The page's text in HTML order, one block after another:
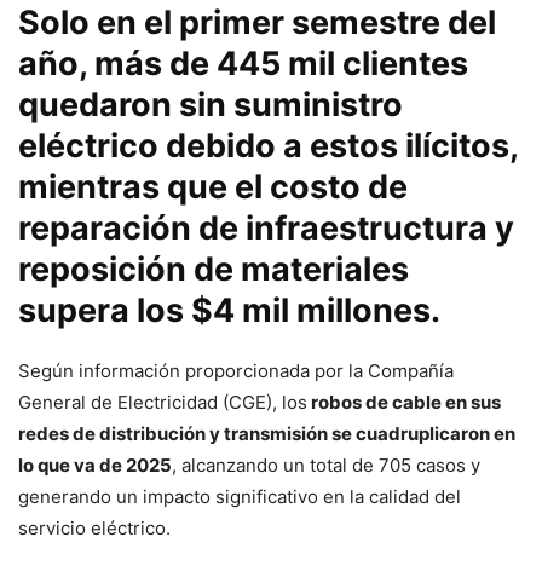
Solo en el primer semestre del
año, más de 445 mil clientes
quedaron sin suministro
eléctrico debido a estos ilícitos,
mientras que el costo de
reparación de infraestructura y
reposición de materiales
supera los $4 mil millones.
Según información proporcionada por la Compañía
General de Electricidad (CGE), los robos de cable en sus
redes de distribución y transmisión se cuadruplicaron en
lo que va de 2025, alcanzando un total de 705 casos y
generando un impacto significativo en la calidad del
servicio eléctrico.